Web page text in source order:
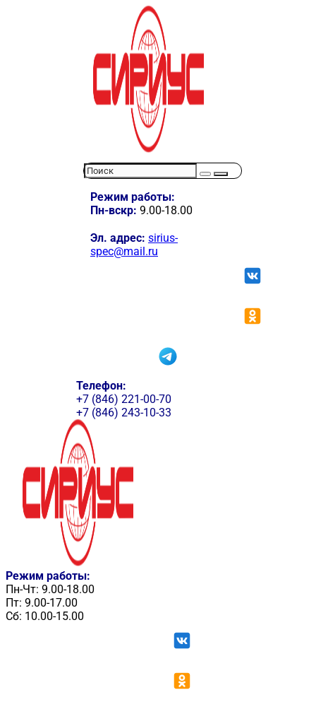
Режим работы:
Пн-вскр: 9.00-18.00
Эл. адрес: sirius-
spec@mail.ru
Телефон:
+7 (846) 221-00-70
+7 (846) 243-10-33
Режим работы:
Пн-Чт: 9.00-18.00
Пт: 9.00-17.00
Сб: 10.00-15.00